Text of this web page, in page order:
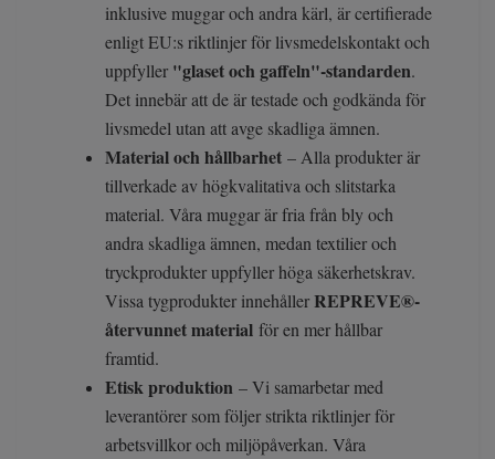
inklusive muggar och andra kärl, är certifierade
enligt EU:s riktlinjer för livsmedelskontakt och
uppfyller "glaset och gaffeln"-standarden.
Det innebär att de är testade och godkända för
livsmedel utan att avge skadliga ämnen.
Material och hållbarhet – Alla produkter är
tillverkade av högkvalitativa och slitstarka
material. Våra muggar är fria från bly och
andra skadliga ämnen, medan textilier och
tryckprodukter uppfyller höga säkerhetskrav.
Vissa tygprodukter innehållerREPREVE®-
återvunnet material för en mer hållbar
framtid.
Etisk produktion – Vi samarbetar med
leverantörer som följer strikta riktlinjer för
arbetsvillkor och miljöpåverkan. Våra